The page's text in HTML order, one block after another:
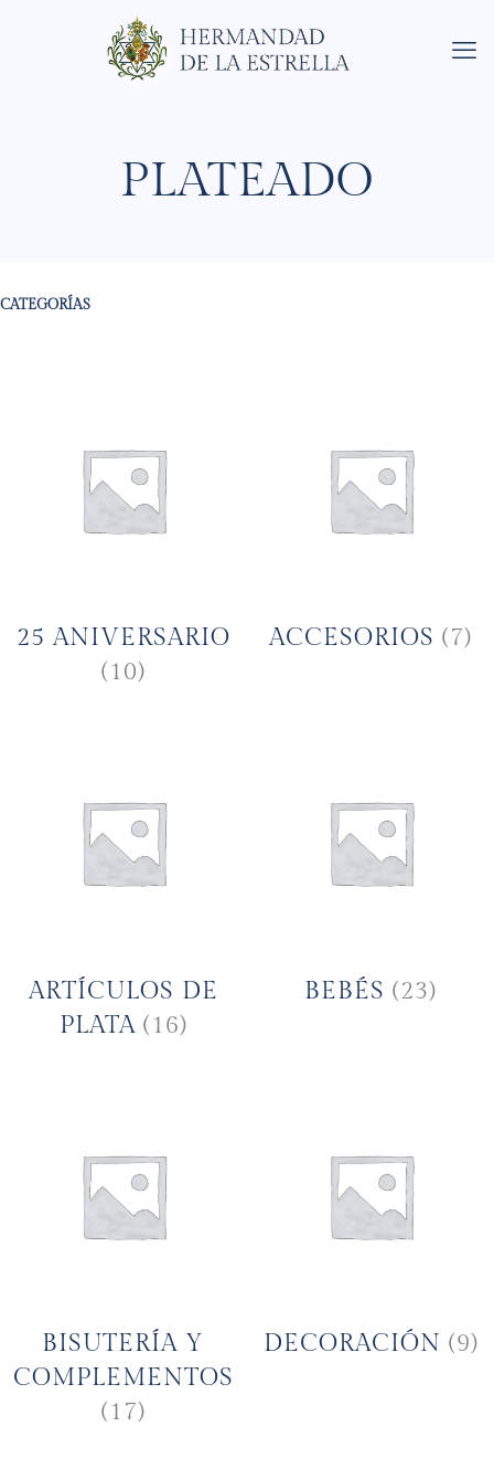
PLATEADO
CATEGORÍAS
25 ANIVERSARIO
(10)
ACCESORIOS(7)
ARTÍCULOS DE
PLATA (16)
BEBÉS(23)
BISUTERÍA Y
COMPLEMENTOS
(17)
DECORACIÓN (9)